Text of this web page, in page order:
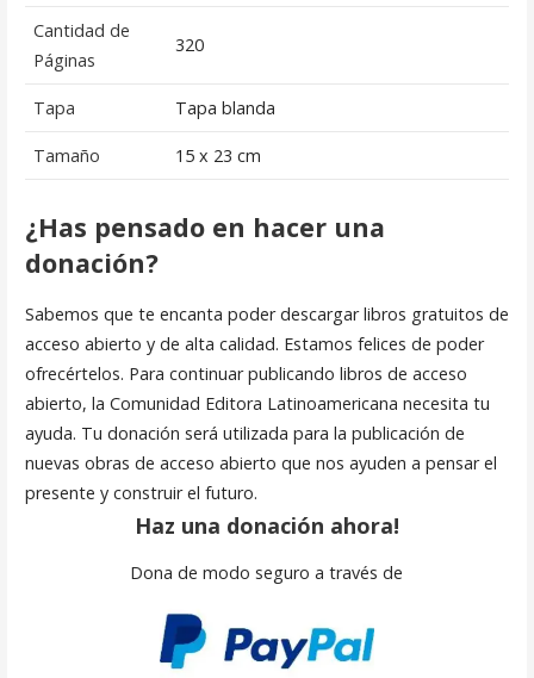
Cantidad de
Páginas
320
Tapa Tapa blanda
Tamaño 15 x 23 cm
¿Has pensado en hacer una
donación?
Sabemos que te encanta poder descargar libros gratuitos de
acceso abierto y de alta calidad. Estamos felices de poder
ofrecértelos. Para continuar publicando libros de acceso
abierto, la Comunidad Editora Latinoamericana necesita tu
ayuda. Tu donación será utilizada para la publicación de
nuevas obras de acceso abierto que nos ayuden a pensar el
presente y construir el futuro.
Haz una donación ahora!
Dona de modo seguro a través de